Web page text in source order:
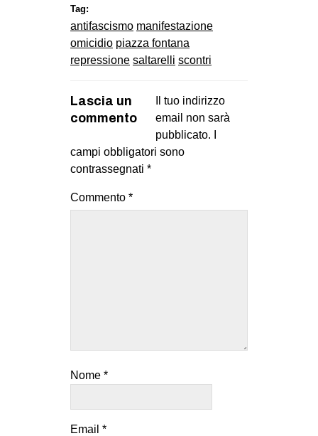
Tag:
antifascismo manifestazione
omicidio piazza fontana
repressione saltarelli scontri
Lascia un
commento
Il tuo indirizzo
email non sarà
pubblicato.
campi obbligatori sono
contrassegnati *
Commento *
Nome *
Email *